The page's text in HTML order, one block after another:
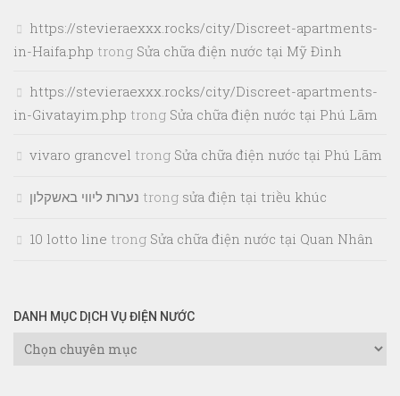
https://stevieraexxx.rocks/city/Discreet-apartments-
in-Haifa.php trong Sửa chữa điện nước tại Mỹ Đình
https://stevieraexxx.rocks/city/Discreet-apartments-
in-Givatayim.php trong Sửa chữa điện nước tại Phú Lãm
vivaro grancvel trong Sửa chữa điện nước tại Phú Lãm
נערות ליווי באשקלון trong sửa điện tại triều khúc
10 lotto line trong Sửa chữa điện nước tại Quan Nhân
DANH MỤC DỊCH VỤ ĐIỆN NƯỚC
Danh